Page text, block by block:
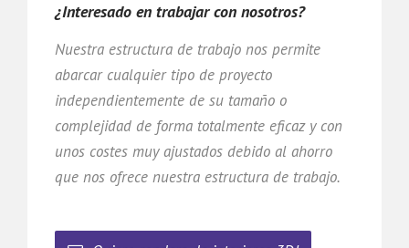
¿Interesado en trabajar con nosotros?
Nuestra estructura de trabajo nos permite
abarcar cualquier tipo de proyecto
independientemente de su tamaño o
complejidad de forma totalmente eficaz y con
unos costes muy ajustados debido al ahorro
que nos ofrece nuestra estructura de trabajo.